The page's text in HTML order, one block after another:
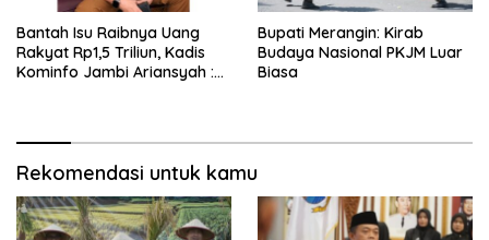
Bantah Isu Raibnya Uang
Rakyat Rp1,5 Triliun, Kadis
Kominfo Jambi Ariansyah :
Bupati Merangin: Kirab
Budaya Nasional PKJM Luar
Biasa
Rekomendasi untuk kamu